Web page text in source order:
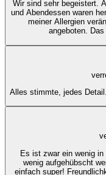
Wir sind sehr begeistert.
und Abendessen waren
meiner Allergien
angeboten.
Alles stimmte, jedes
Es ist zwar ein wenig
wenig aufgehübscht
einfach super!